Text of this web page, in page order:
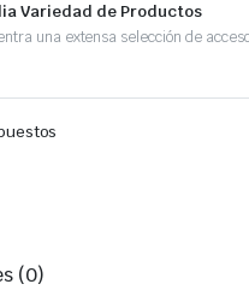
Variedad de Productos
una extensa selección de
(0)